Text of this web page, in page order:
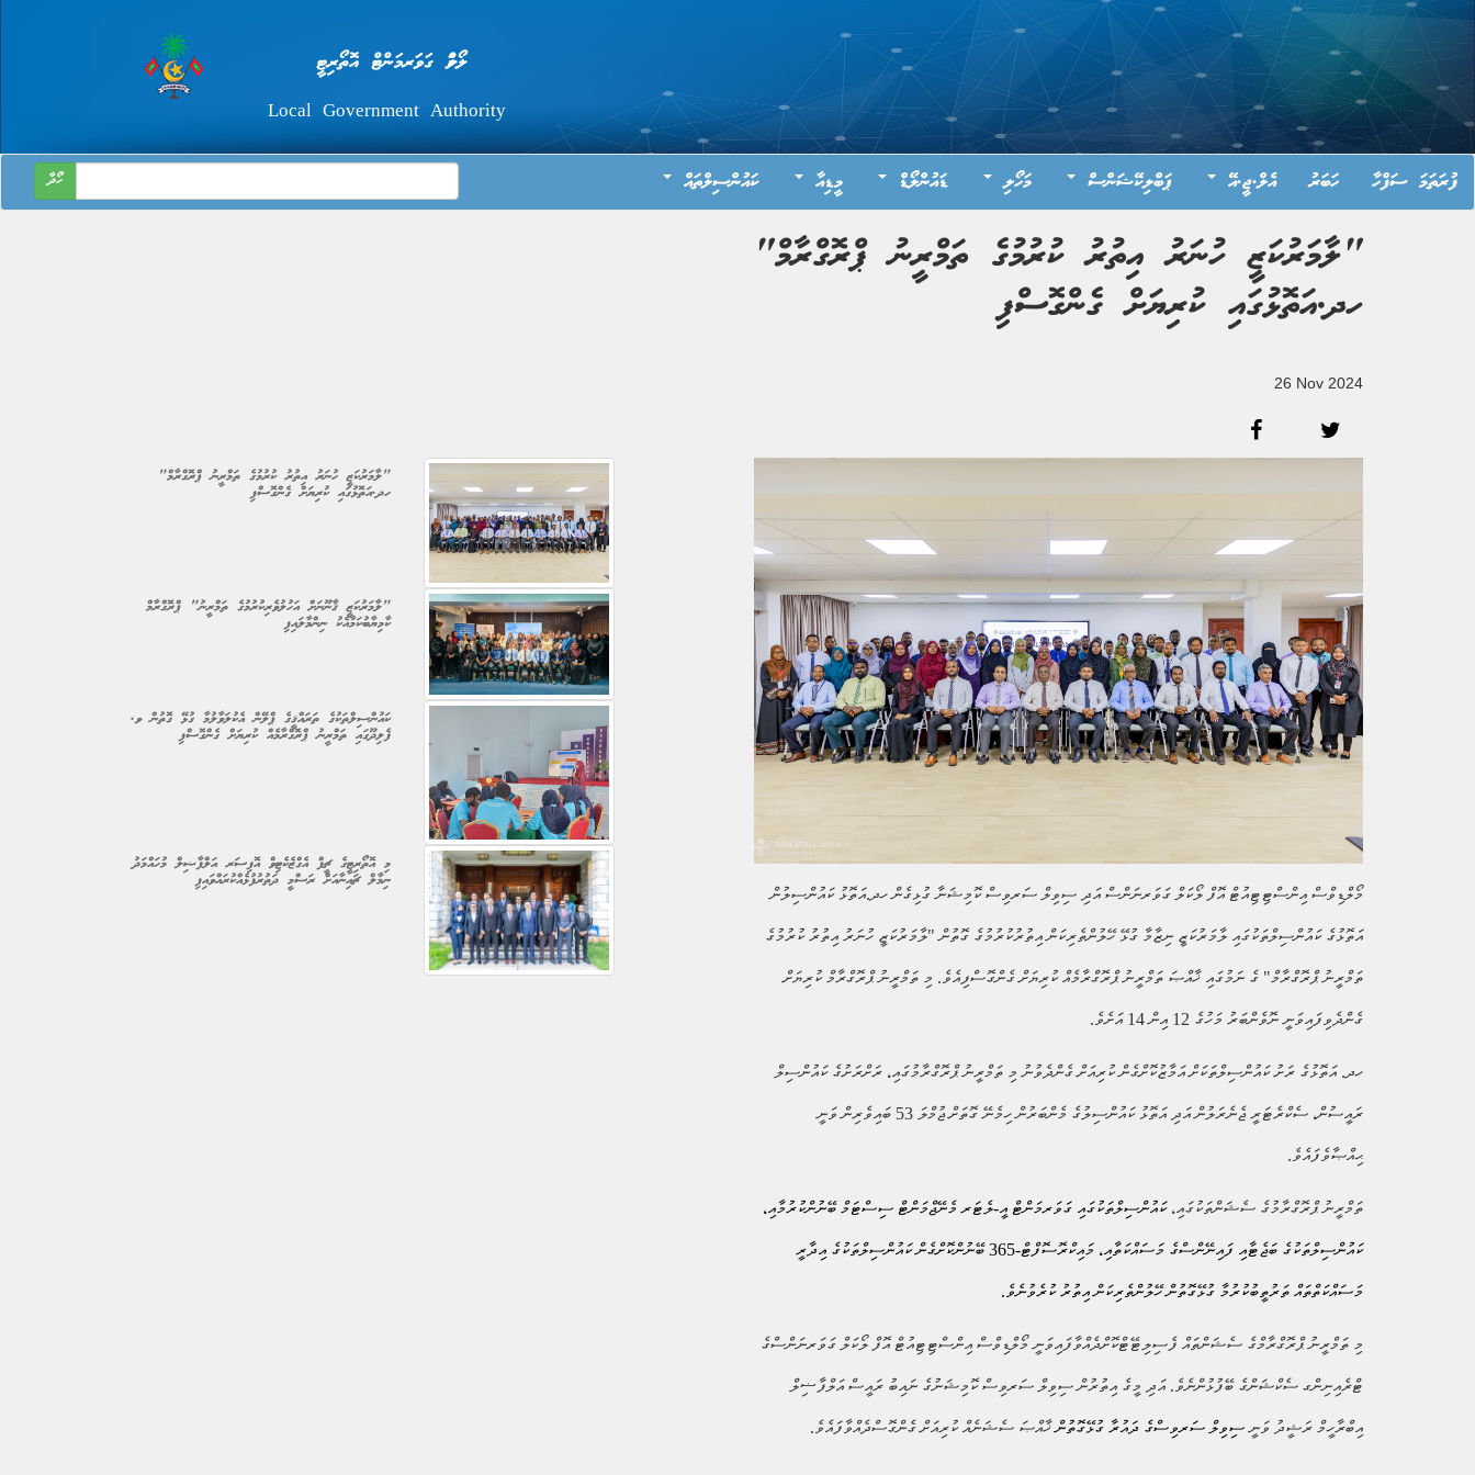
ލޯކަލް ގަވަރމަންޓް އޮތޯރިޓީ
Local Government Authority
ހޯދާ ފުރަތަމަ ސަފްހާ ހަބަރު އެލް.ޖީ.އޭ ޕަބްލިކޭޝަންސް މަހޯލި ޑައުންލޯޑް މީޑިއާ ކައުންސިލްތައް
"ލާމަރުކަޒީ ހުނަރު އިތުރު ކުރުމުގެ ތަމްރީނު ޕްރޮގްރާމް"
ހދ.އަތޮޅުގައި ކުރިޔަށް ގެންގޮސްފި
26 Nov 2024
މޯލްޑިވްސް އިންސްޓިޓިއުޓް އޮފް ލޯކަލް ގަވަރނަންސް އަދި ސިވިލް ސަރވިސް ކޮމިޝަނާ ގުޅިގެން ހދ.އަތޮޅު ކައުންސިލުން
އަތޮޅުގެ ކައުންސިލްތަކުގައި ލާމަރުކަޒީ ނިޒާމާ ގުޅޭ ހޭލުންތެރިކަން އިތުރުކުރުމުގެ ގޮތުން "ލާމަރުކަޒީ ހުނަރު އިތުރު ކުރުމުގެ
ތަމްރީނު ޕްރޮގްރާމް" ގެ ނަމުގައި ޚާއްޞަ ތަމްރީނު ޕްރޮގްރާމެއް ކުރިޔަށް ގެންގޮސްފިއެވެ. މި ތަމްރީނު ޕްރޮގްރާމް ކުރިޔަށް
ގެންދެވިފައިވަނީ ނޮވެންބަރު މަހުގެ 12 އިން 14 އަށެވެ.
ހދ. އަތޮޅުގެ ރަށު ކައުންސިލްތަކަށް އަމާޒުކޮށްގެން ކުރިއަށް ގެންދެވުނު މި ތަމްރީނު ޕްރޮގްރާމުގައި، ރަށްރަށުގެ ކައުންސިލް
ރައީސުން، ސެކްރެޓަރީ ޖެނެރަލުން އަދި އަތޮޅު ކައުންސިލުގެ މެންބަރުން ހިމެނޭ ގޮތަށް ޖުމްލަ 53 ބައިވެރިން ވަނީ
ޙިއްޞާވެފައެވެ.
ތަމްރީނު ޕްރޮގްރާމުގެ ސެޝަންތަކުގައި،ކައުންސިލްތަކުގައި ގަވަރމަންޓް އީ-ލެޓަރ މެނޭޖްމަންޓް ސިސްޓަމް ބޭނުންކުރުމާއި،
ކައުންސިލްތަކުގެ ބަޖެޓާއި ފައިނޭންސްގެ މަސައްކަތާއި، މައިކްރޮސޮފްޓް-365 ބޭނުންކޮށްގެން ކައުންސިލްތަކުގެ އިދާރީ
މަސައްކަތްތައް ތަރުތީބުކުރުމާ ގުޅޭގޮތުން ހޭލުންތެރިކަން އިތުރު ކުރެވުނެވެ.
މި ތަމްރީނު ޕްރޮގްރާމްގެ ސެޝަންތައް ފެސިލިޓޭޓްކޮށްދެއްވާފައިވަނީ މޯލްޑިވްސް އިންސްޓިޓިއުޓް އޮފް ލޯކަލް ގަވަރނަންސްގެ
ޓްރެއިނިންގ ސެކްޝަންގެ ބޭފުޅުންނެވެ. އަދި މީގެ އިތުރުން ސިވިލް ސަރވިސް ކޮމިޝަނުގެ ނައިބު ރައީސް އަލްފާޟިލް
އިބްރާހީމް ރަޝީދު ވަނީސިވިލް ސަރވިސްގެ ދައުރާ ގުޅޭގޮތުންޚާއްޞަ ސެޝަނެއް ކުރިއަށް ގެންގޮސްދެއްވާފައެވެ.
"ލާމަރުކަޒީ ހުނަރު އިތުރު ކުރުމުގެ ތަމްރީނު ޕްރޮގްރާމް"
ހދ.އަތޮޅުގައި ކުރިޔަށް ގެންގޮސްފި
"ލާމަރުކަޒީ ޤާނޫނަށް އަހުލުވެރިކުރުމުގެ ތަމްރީނު" ޕްރޮގްރާމް
ކާމިޔާބުކަމާއެކު ނިންމާލައިފި
ކައުންސިލްތަކުގެ ތަރައްޤީގެ ޕްލޭން އެކުލަވާލުމާ ގުޅޭ ގޮތުން ވ.
ފެލިދޫގައި ތަމްރީނު ޕްރޮގްރާމެއް ކުރިޔަށް ގެންގޮސްފި
މި އޮތޯރިޓީގެ ޗީފް އެގްޒެކެޓިވް އޮފިސަރ އަލްފާޟިލް މުހައްމަދު
ނިމާލް ޗައިނާއަށް ރަސްމީ ދަތުރުފުޅެއްކުރައްވައިފި